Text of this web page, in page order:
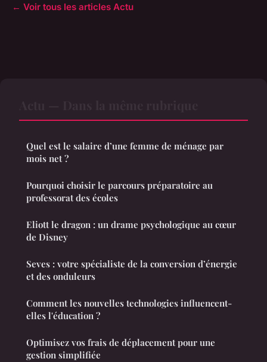
← Voir tous les articles Actu
Quel est le salaire d’une femme de ménage par
mois net ?
Pourquoi choisir le parcours préparatoire au
professorat des écoles
Eliott le dragon : un drame psychologique au cœur
de Disney
Seves : votre spécialiste de la conversion d’énergie
et des onduleurs
Comment les nouvelles technologies influencent-
elles l'éducation ?
Optimisez vos frais de déplacement pour une
gestion simplifiée